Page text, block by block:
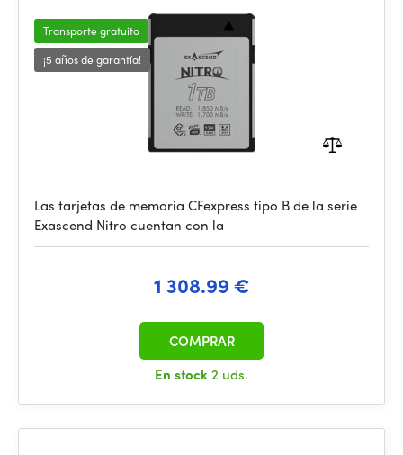
Transporte gratuito
¡5 años de garantía!
Las tarjetas de memoria CFexpress tipo B de la serie
Exascend Nitro cuentan con la
1 308.99 €
En stock2 uds.
COMPRAR